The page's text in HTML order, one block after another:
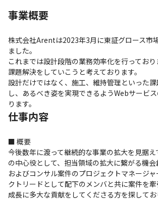
事業概要
株式会社Arentは2023年3月に東証グロース市
ました。
これまでは設計段階の業務効率化を行ってお
課題解決をしていこうと考えております。
設計だけではなく、施工、維持管理といった
し、あるべき姿を実現できるようWebサービ
ります。
仕事内容
■ 概要
今後数年に渡って継続的な事業の拡大を見据
の中心役として、担当領域の拡大に繋がる機会
およびコンサル案件のプロジェクトマネージ
クトリードとして配下のメンバと共に案件を
成長に多大な貢献をしてくださる方を探してお